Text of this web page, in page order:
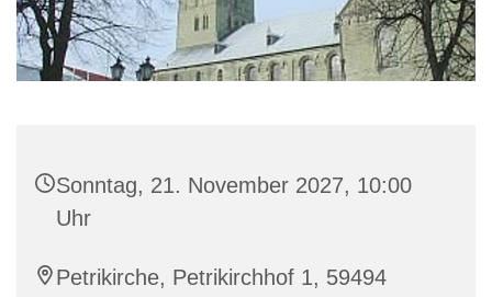
Sonntag, 21. November 2027, 10:00
Uhr
Petrikirche, Petrikirchhof 1, 59494